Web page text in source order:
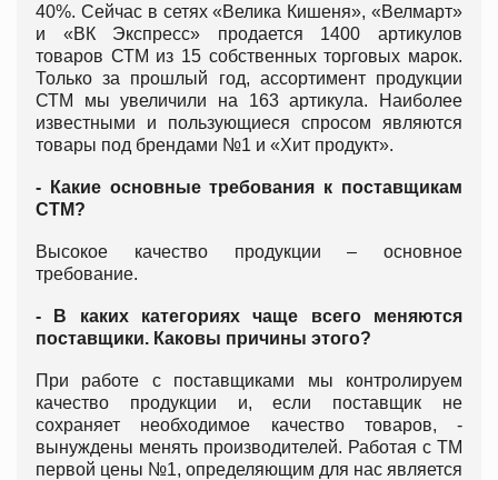
40%. Сейчас в сетях «Велика Кишеня», «Велмарт»
и «ВК Экспресс» продается 1400 артикулов
товаров СТМ из 15 собственных торговых марок.
Только за прошлый год, ассортимент продукции
СТМ мы увеличили на 163 артикула. Наиболее
известными и пользующиеся спросом являются
товары под брендами №1 и «Хит продукт».
- Какие основные требования к поставщикам
СТМ?
Высокое качество продукции – основное
требование.
- В каких категориях чаще всего меняются
поставщики. Каковы причины этого?
При работе с поставщиками мы контролируем
качество продукции и, если поставщик не
сохраняет необходимое качество товаров, -
вынуждены менять производителей. Работая с ТМ
первой цены №1, определяющим для нас является